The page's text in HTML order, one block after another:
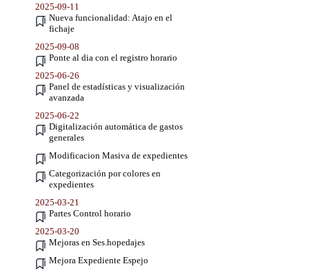
2025-09-11
Nueva funcionalidad: Atajo en el
fichaje
2025-09-08
Ponte al dia con el registro horario
2025-06-26
Panel de estadísticas y visualización
avanzada
2025-06-22
Digitalización automática de gastos
generales
Modificacion Masiva de expedientes
Categorización por colores en
expedientes
2025-03-21
Partes Control horario
2025-03-20
Mejoras en Ses.hopedajes
Mejora Expediente Espejo